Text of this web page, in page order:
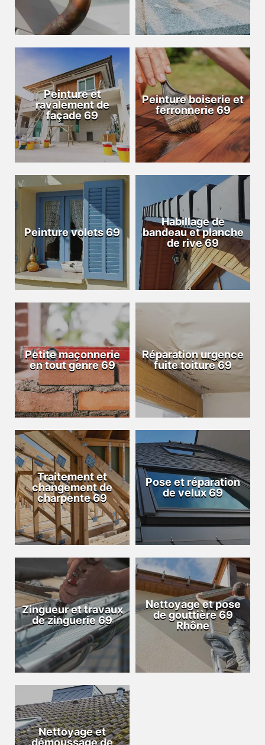
Peinture et
ravalement de
façade 69
Peinture boiserie et
ferronnerie 69
Peinture volets 69
Habillage de
bandeau et planche
de rive 69
Petite maçonnerie
en tout genre 69
Réparation urgence
fuite toiture 69
Traitement et
changement de
charpente 69
Pose et réparation
de velux 69
Zingueur et travaux
de zinguerie 69
Nettoyage et pose
de gouttière 69
Rhône
Nettoyage et
démoussage de